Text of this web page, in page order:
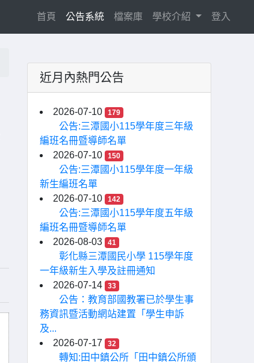
首頁 (current)
公告系統 檔案庫 學校介紹 登入
近月內熱門公告
2026-07-10 179
公告:三潭國小115學年度三年級
編班名冊暨導師名單
2026-07-10
150
公告:三潭國小115學年度一年級
新生編班名單
2026-07-10
142
公告:三潭國小115學年度五年級
編班名冊暨導師名單
2026-08-03
41
彰化縣三潭國民小學 115學年度
一年級新生入學及註冊通知
2026-07-14
33
公告：教育部國教署已於學生事
務資訊暨活動網站建置「學生申訴
及...
2026-07-17
32
轉知:田中鎮公所「田中鎮公所頒